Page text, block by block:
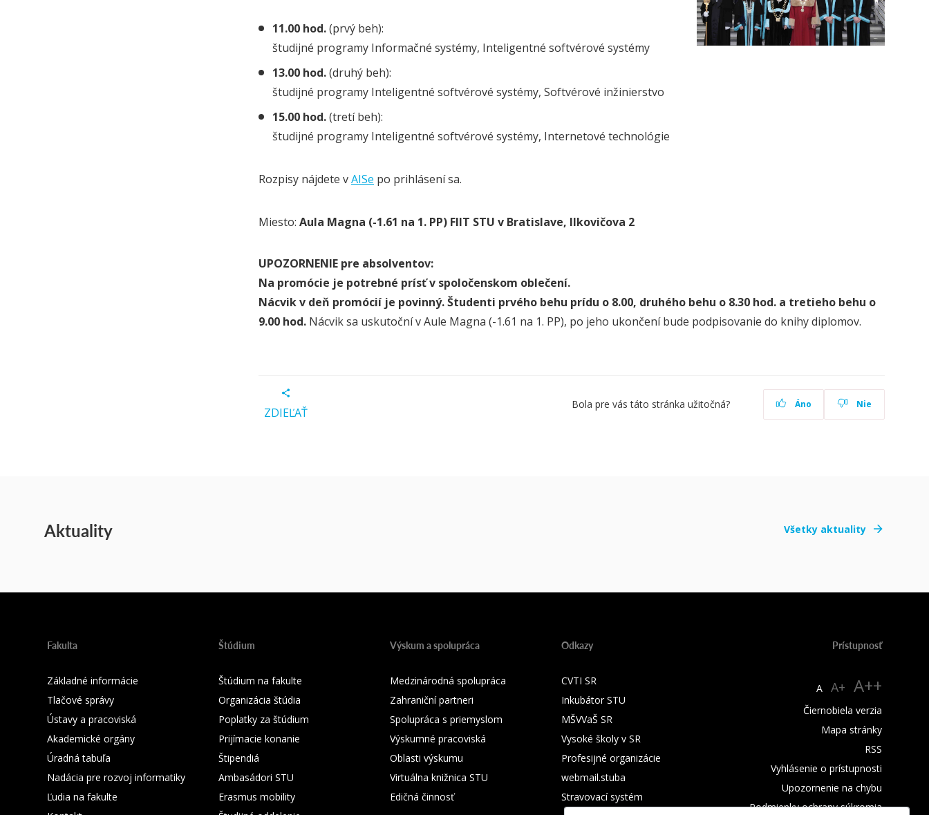
11.00 hod.(prvý beh):
študijné programy Informačné systémy, Inteligentné softvérové systémy
13.00 hod.(druhý beh):
študijné programy Inteligentné softvérové systémy, Softvérové inžinierstvo
15.00 hod.(tretí beh):
študijné programy Inteligentné softvérové systémy, Internetové technológie
Rozpisy nájdete vAISe po prihlásení sa.
Miesto: Aula Magna (-1.61 na 1. PP) FIIT STU v Bratislave, Ilkovičova 2
UPOZORNENIE pre absolventov:
Na promócie je potrebné prísť v spoločenskom oblečení.
Nácvik v deň promócií je povinný. Študenti prvého behu prídu o 8.00, druhého behu o 8.30 hod. a tretieho behu o
9.00 hod. Nácvik sa uskutoční v Aule Magna (-1.61 na 1. PP), po jeho ukončení bude podpisovanie do knihy diplomov.
ZDIEĽAŤ
Bola pre vás táto stránka užitočná? Áno Nie
Aktuality Všetky aktuality
Fakulta
Základné informácie
Tlačové správy
Ústavy a pracoviská
Akademické orgány
Úradná tabuľa
Nadácia pre rozvoj informatiky
Ľudia na fakulte
Štúdium
Štúdium na fakulte
Organizácia štúdia
Poplatky za štúdium
Prijímacie konanie
Štipendiá
Ambasádori STU
Erasmus mobility
Výskum a spolupráca
Medzinárodná spolupráca
Zahraniční partneri
Spolupráca s priemyslom
Výskumné pracoviská
Oblasti výskumu
Virtuálna knižnica STU
Edičná činnosť
Odkazy
CVTI SR
Inkubátor STU
MŠVVaŠ SR
Vysoké školy v SR
Profesijné organizácie
webmail.stuba
Stravovací systém
Prístupnosť
A A+ A++
Čiernobiela verzia
Mapa stránky
RSS
Vyhlásenie o prístupnosti
Upozornenie na chybu
Podmienky ochrany súkromia